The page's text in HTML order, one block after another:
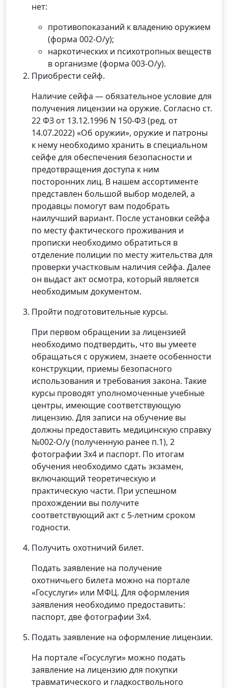
нет:
противопоказаний к владению оружием
(форма 002-О/у);
наркотических и психотропных веществ
в организме (форма 003-О/у).
Приобрести сейф.
Наличие сейфа — обязательное условие для
получения лицензии на оружие. Согласно ст.
22 ФЗ от 13.12.1996 N 150-ФЗ (ред. от
14.07.2022) «Об оружии», оружие и патроны
к нему необходимо хранить в специальном
сейфе для обеспечения безопасности и
предотвращения доступа к ним
посторонних лиц. В нашем ассортименте
представлен большой выбор моделей, а
продавцы помогут вам подобрать
наилучший вариант. После установки сейфа
по месту фактического проживания и
прописки необходимо обратиться в
отделение полиции по месту жительства для
проверки участковым наличия сейфа. Далее
он выдаст акт осмотра, который является
необходимым документом.
Пройти подготовительные курсы.
При первом обращении за лицензией
необходимо подтвердить, что вы умеете
обращаться с оружием, знаете особенности
конструкции, приемы безопасного
использования и требования закона. Такие
курсы проводят уполномоченные учебные
центры, имеющие соответствующую
лицензию. Для записи на обучение вы
должны предоставить медицинскую справку
№002-О/у (полученную ранее п.1), 2
фотографии 3х4 и паспорт. По итогам
обучения необходимо сдать экзамен,
включающий теоретическую и
практическую части. При успешном
прохождении вы получите
соответствующий акт с 5-летним сроком
годности.
Получить охотничий билет.
Подать заявление на получение
охотничьего билета можно на портале
«Госуслуги» или МФЦ. Для оформления
заявления необходимо предоставить:
паспорт, две фотографии 3х4.
Подать заявление на оформление лицензии.
На портале «Госуслуги» можно подать
заявление на лицензию для покупки
травматического и гладкоствольного